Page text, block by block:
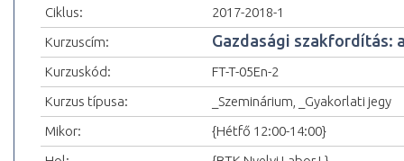
Ciklus:
2017-2018-1
Kurzuscím:
Gazdasági szakfordítás:
Kurzuskód:
FT-T-05En-2
Kurzus típusa:
_Szeminárium, _Gyakorlati jegy
Mikor:
{Hétfő 12:00-14:00}